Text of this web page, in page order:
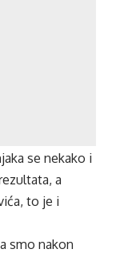
se nekako i
a
to je i
smo nakon